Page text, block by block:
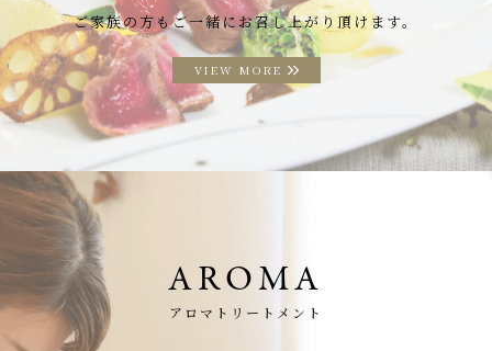
ご家族の方もご一緒にお召し上がり頂けます。
VIEW MORE
AROMA
アロマトリートメント